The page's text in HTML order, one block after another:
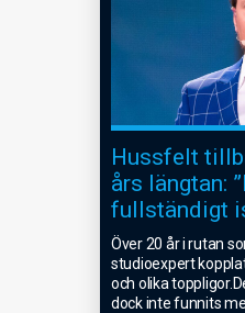
Hussfelt
års längtan:
fullständigt
Över 20 år i rutan
studioexpert
och olika
dock inte funnits